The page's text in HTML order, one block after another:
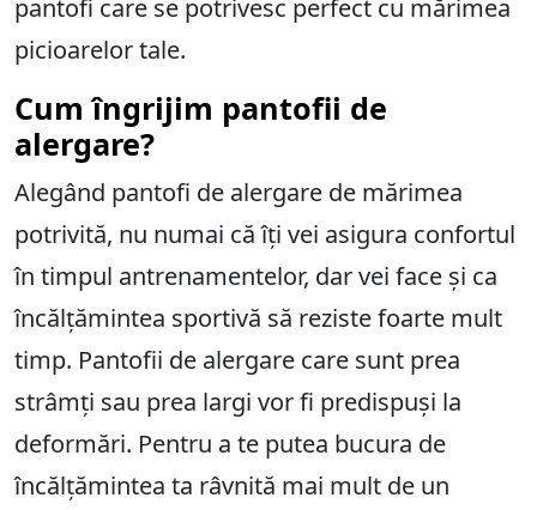
pantofi care se potrivesc perfect cu mărimea
picioarelor tale.
Cum îngrijim pantofii de
alergare?
Alegând pantofi de alergare de mărimea
potrivită, nu numai că îți vei asigura confortul
în timpul antrenamentelor, dar vei face și ca
încălțămintea sportivă să reziste foarte mult
timp. Pantofii de alergare care sunt prea
strâmți sau prea largi vor fi predispuși la
deformări. Pentru a te putea bucura de
încălțămintea ta râvnită mai mult de un